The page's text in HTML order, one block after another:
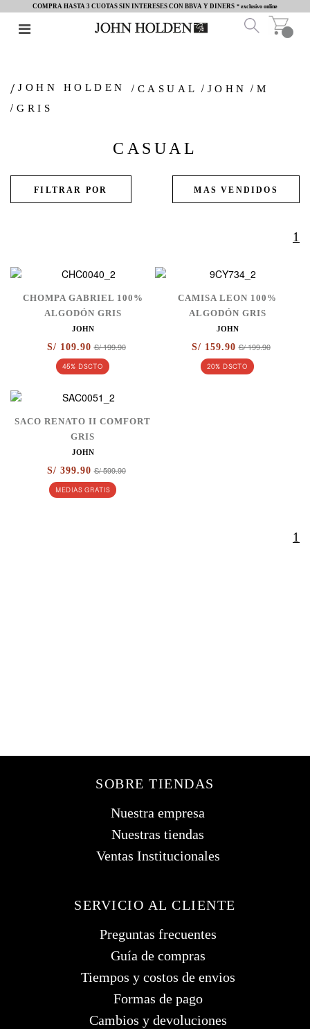
COMPRA HASTA 3 CUOTAS SIN INTERESES CON BBVA Y DINERS * exclusivo online
JOHN HOLDEN CASUAL JOHN
M
GRIS
CASUAL
1
CHOMPA GABRIEL 100%
ALGODÓN GRIS
JOHN
S/ 109.90 S/ 199.90
45% DSCTO
CAMISA LEON 100%
ALGODÓN GRIS
JOHN
S/ 159.90 S/ 199.90
20% DSCTO
SACO RENATO II COMFORT
GRIS
JOHN
S/ 399.90 S/ 599.90
MEDIAS GRATIS
1
SOBRE TIENDAS
Nuestra empresa
Nuestras tiendas
Ventas Institucionales
SERVICIO AL CLIENTE
Preguntas frecuentes
Guía de compras
Tiempos y costos de envios
Formas de pago
Cambios y devoluciones